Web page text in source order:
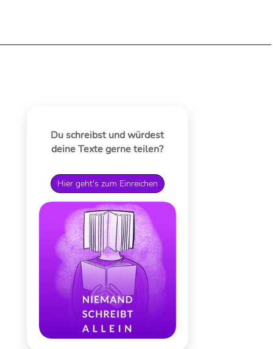
Du schreibst und würdest
deine Texte gerne teilen?
Hier geht's zum Einreichen